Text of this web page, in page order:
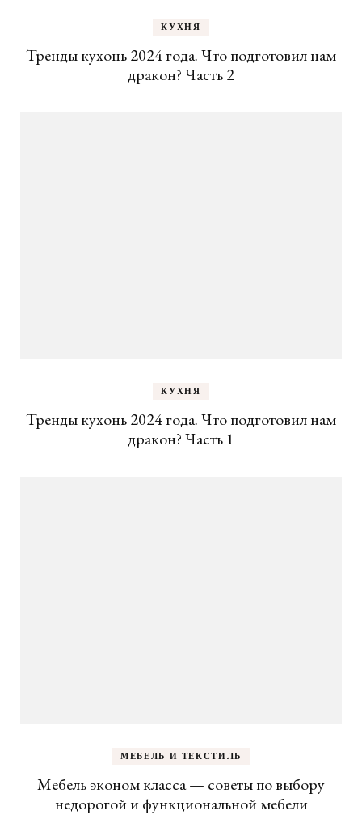
КУХНЯ
Тренды кухонь 2024 года. Что подготовил нам
дракон? Часть 2
КУХНЯ
Тренды кухонь 2024 года. Что подготовил нам
дракон? Часть 1
МЕБЕЛЬ И ТЕКСТИЛЬ
Мебель эконом класса — советы по выбору
недорогой и функциональной мебели